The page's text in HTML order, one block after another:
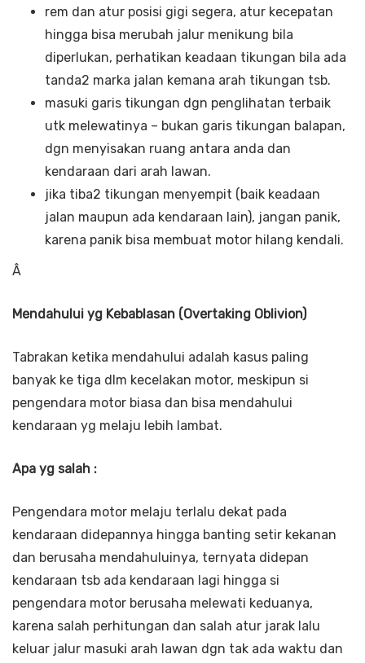
rem dan atur posisi gigi segera, atur kecepatan
hingga bisa merubah jalur menikung bila
diperlukan, perhatikan keadaan tikungan bila ada
tanda2 marka jalan kemana arah tikungan tsb.
masuki garis tikungan dgn penglihatan terbaik
utk melewatinya – bukan garis tikungan balapan,
dgn menyisakan ruang antara anda dan
kendaraan dari arah lawan.
jika tiba2 tikungan menyempit (baik keadaan
jalan maupun ada kendaraan lain), jangan panik,
karena panik bisa membuat motor hilang kendali.
Â
Mendahului yg Kebablasan (Overtaking Oblivion)
Tabrakan ketika mendahului adalah kasus paling
banyak ke tiga dlm kecelakan motor, meskipun si
pengendara motor biasa dan bisa mendahului
kendaraan yg melaju lebih lambat.
Apa yg salah :
Pengendara motor melaju terlalu dekat pada
kendaraan didepannya hingga banting setir kekanan
dan berusaha mendahuluinya, ternyata didepan
kendaraan tsb ada kendaraan lagi hingga si
pengendara motor berusaha melewati keduanya,
karena salah perhitungan dan salah atur jarak lalu
keluar jalur masuki arah lawan dgn tak ada waktu dan